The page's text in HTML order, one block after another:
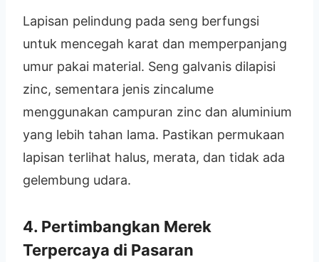
Lapisan pelindung pada seng berfungsi
untuk mencegah karat dan memperpanjang
umur pakai material. Seng galvanis dilapisi
zinc, sementara jenis zincalume
menggunakan campuran zinc dan aluminium
yang lebih tahan lama. Pastikan permukaan
lapisan terlihat halus, merata, dan tidak ada
gelembung udara.
4. Pertimbangkan Merek
Terpercaya di Pasaran